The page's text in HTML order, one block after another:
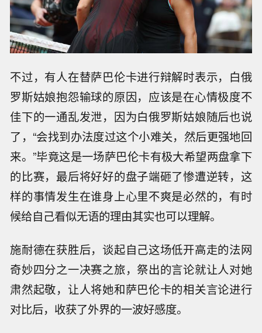
不过，有人在替萨巴伦卡进行辩解时表示，白俄
罗斯姑娘抱怨输球的原因，应该是在心情极度不
佳下的一通乱发泄，因为白俄罗斯姑娘随后也说
了，“会找到办法度过这个小难关，然后更强地回
来。”毕竟这是一场萨巴伦卡有极大希望两盘拿下
的比赛，最后将好好的盘子端砸了惨遭逆转，这
样的事情发生在谁身上心里不爽是必然的，有时
候给自己看似无语的理由其实也可以理解。
施耐德在获胜后，谈起自己这场低开高走的法网
奇妙四分之一决赛之旅，祭出的言论就让人对她
肃然起敬，让人将她和萨巴伦卡的相关言论进行
对比后，收获了外界的一波好感度。